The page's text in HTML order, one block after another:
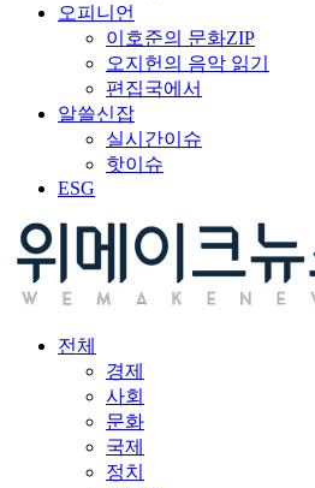
오피니언
이호준의 문화ZIP
오지헌의 음악 읽기
편집국에서
알쓸신잡
실시간이슈
핫이슈
ESG
전체
경제
사회
문화
국제
정치